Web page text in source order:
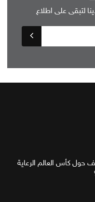
لتبقى على اطلاع
كيف حول كأس العالم الرعاية